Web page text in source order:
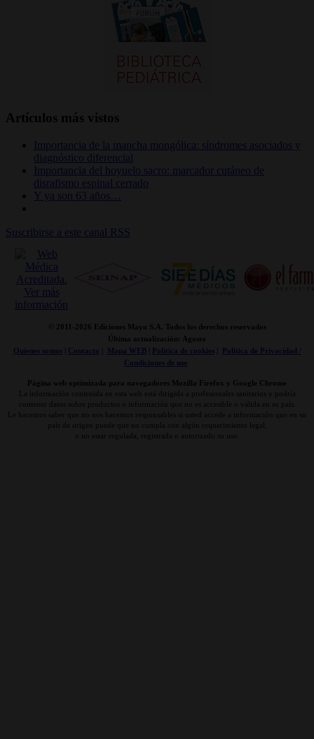
Artículos más vistos
Importancia de la mancha mongólica: síndromes asociados y
diagnóstico diferencial
Importancia del hoyuelo sacro: marcador cutáneo de
disrafismo espinal cerrado
Y ya son 63 años…
Suscribirse a este canal RSS
© 2011- 2026 Ediciones Mayo S.A. Todos los derechos reservados
Última actualización: Agosto
Quienes somos| Contacto Mapa WEB| Politica de cookies|
Politica de Privacidad /
Condiciones de uso
Página web optimizada para navegadores Mozilla Firefox y Google Chrome
La información contenida en esta web está dirigida a profesionales sanitarios y podría
contener datos sobre productos o información que no es accesible o válida en su país.
Le hacemos saber que no nos hacemos responsables si usted accede a información que en su
país de origen puede que no cumpla con algún requerimiento legal,
o no estar regulada, registrada o autorizado su uso.